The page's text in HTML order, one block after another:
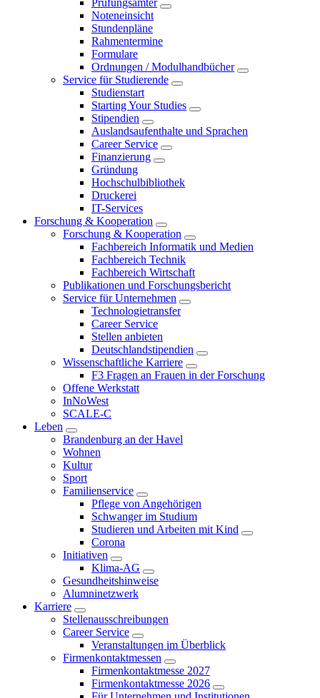
Prüfungsämter
Noteneinsicht
Stundenpläne
Rahmentermine
Formulare
Ordnungen / Modulhandbücher
Service für Studierende
Studienstart
Starting Your Studies
Stipendien
Auslandsaufenthalte und Sprachen
Career Service
Finanzierung
Gründung
Hochschulbibliothek
Druckerei
IT-Services
Forschung & Kooperation
Forschung & Kooperation
Fachbereich Informatik und Medien
Fachbereich Technik
Fachbereich Wirtschaft
Publikationen und Forschungsbericht
Service für Unternehmen
Technologietransfer
Career Service
Stellen anbieten
Deutschlandstipendien
Wissenschaftliche Karriere
F3 Fragen an Frauen in der Forschung
Offene Werkstatt
InNoWest
SCALE-C
Leben
Brandenburg an der Havel
Wohnen
Kultur
Sport
Familienservice
Pflege von Angehörigen
Schwanger im Studium
Studieren und Arbeiten mit Kind
Corona
Initiativen
Klima-AG
Gesundheitshinweise
Alumninetzwerk
Karriere
Stellenausschreibungen
Career Service
Veranstaltungen im Überblick
Firmenkontaktmessen
Firmenkontaktmesse 2027
Firmenkontaktmesse 2026